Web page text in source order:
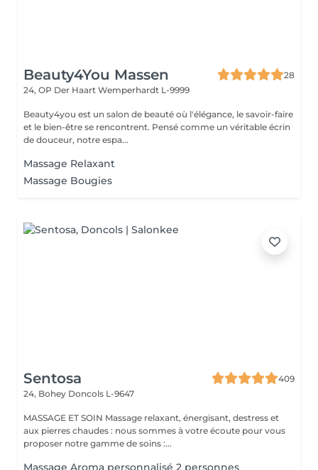
Beauty4You Massen
28
24, OP Der Haart Wemperhardt L-9999
Beauty4you est un salon de beauté où l'élégance, le savoir-faire
et le bien-être se rencontrent. Pensé comme un véritable écrin
de douceur, notre espa...
Massage Relaxant
Massage Bougies
Sentosa
409
24, Bohey Doncols L-9647
MASSAGE ET SOIN Massage relaxant, énergisant, destress et
aux pierres chaudes : nous sommes à votre écoute pour vous
proposer notre gamme de soins :...
Massage Aroma personnalisé 2 personnes